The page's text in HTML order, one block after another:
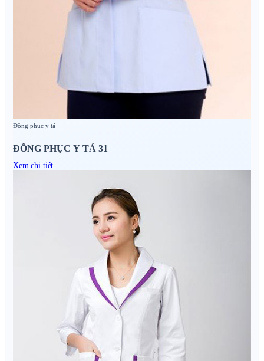
Đồng phục y tá
ĐỒNG PHỤC Y TÁ 31
Xem chi tiết